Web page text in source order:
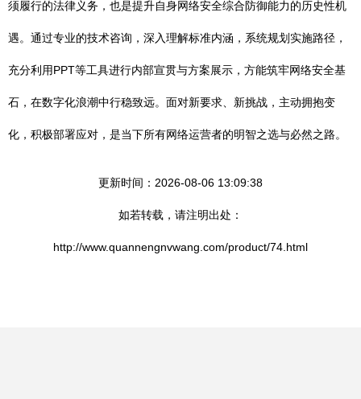
须履行的法律义务，也是提升自身网络安全综合防御能力的历史性机
遇。通过专业的技术咨询，深入理解标准内涵，系统规划实施路径，
充分利用PPT等工具进行内部宣贯与方案展示，方能筑牢网络安全基
石，在数字化浪潮中行稳致远。面对新要求、新挑战，主动拥抱变
化，积极部署应对，是当下所有网络运营者的明智之选与必然之路。
更新时间：2026-08-06 13:09:38
如若转载，请注明出处：
http://www.quannengnvwang.com/product/74.html